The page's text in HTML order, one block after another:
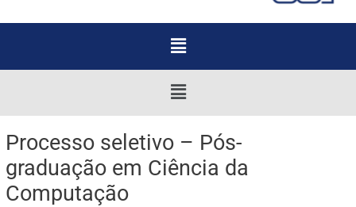
Menu
Menu
Processo seletivo – Pós-
graduação em Ciência da
Computação